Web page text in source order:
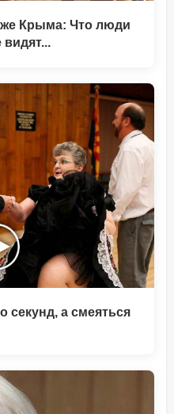
Крыма: Что люди
секунд, а смеяться